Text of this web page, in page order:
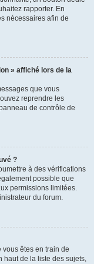
rapporter. En
nécessaires afin de
» affiché lors de la
que vous
reprendre les
de contrôle de
?
à des vérifications
possible que
permissions limitées.
du forum.
êtes en train de
haut de la liste des sujets,